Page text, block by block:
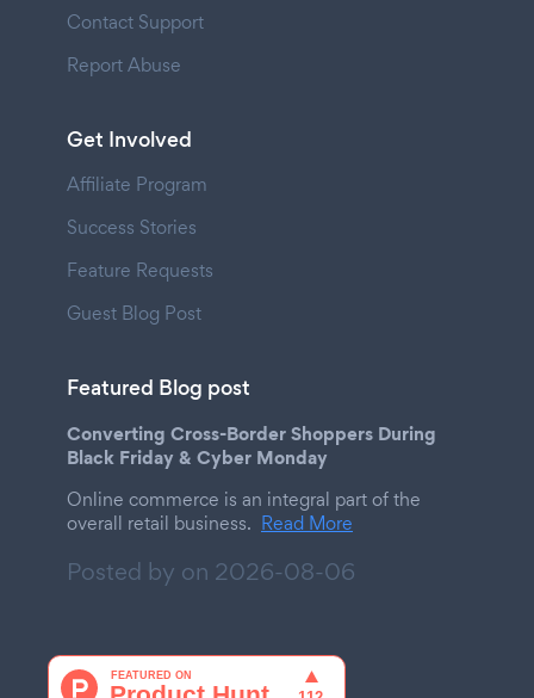
Contact Support
Report Abuse
Get Involved
Affiliate Program
Success Stories
Feature Requests
Guest Blog Post
Featured Blog post
Converting Cross-Border Shoppers During
Black Friday & Cyber Monday
Online commerce is an integral part of the
overall retail business. Read More
Posted by on 2026-08-06